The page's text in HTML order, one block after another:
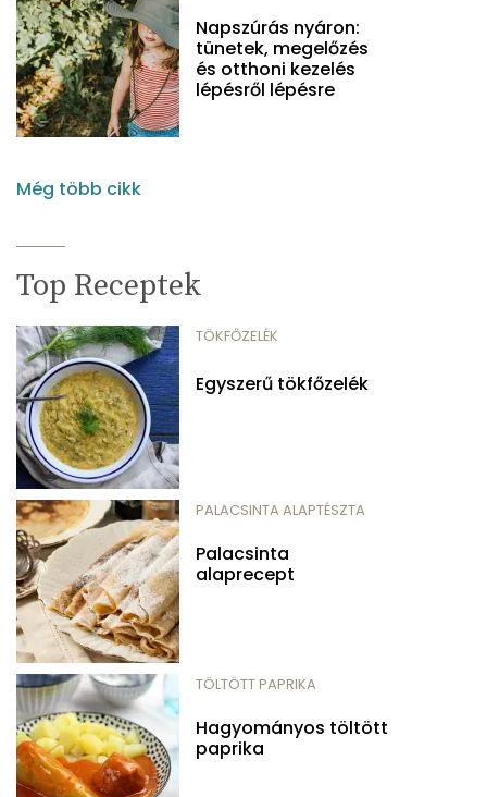
Napszúrás nyáron:
tünetek, megelőzés
és otthoni kezelés
lépésről lépésre
Még több cikk
Top Receptek
TÖKFŐZELÉK
Egyszerű tökfőzelék
PALACSINTA ALAPTÉSZTA
Palacsinta
alaprecept
TÖLTÖTT PAPRIKA
Hagyományos töltött
paprika